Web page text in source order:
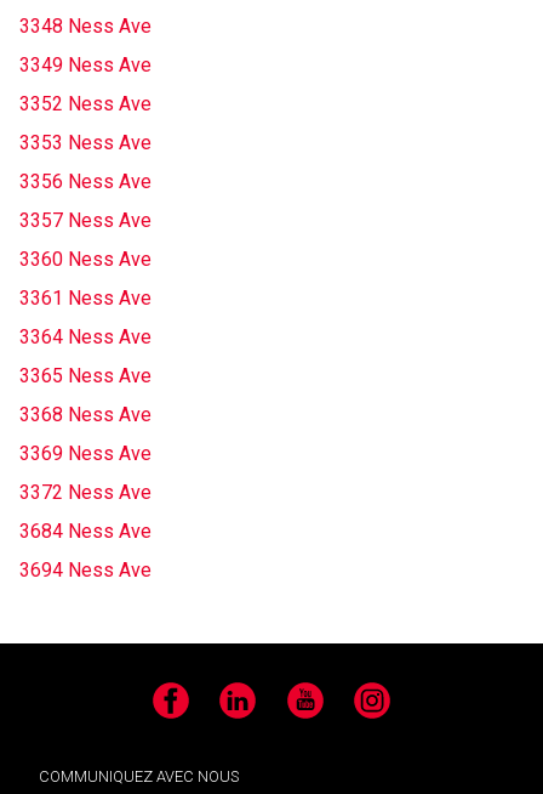
3348 Ness Ave
3349 Ness Ave
3352 Ness Ave
3353 Ness Ave
3356 Ness Ave
3357 Ness Ave
3360 Ness Ave
3361 Ness Ave
3364 Ness Ave
3365 Ness Ave
3368 Ness Ave
3369 Ness Ave
3372 Ness Ave
3684 Ness Ave
3694 Ness Ave
Facebook LinkedIn YouTube Instagram
COMMUNIQUEZ AVEC NOUS